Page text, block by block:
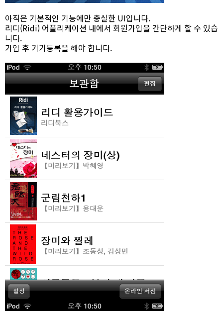
아직은 기본적인 기능에만 충실한 UI입니다.
리디(Ridi) 어플리케이션 내에서 회원가입을 간단하게 할 수 있습
니다.
가입 후 기기등록을 해야 합니다.